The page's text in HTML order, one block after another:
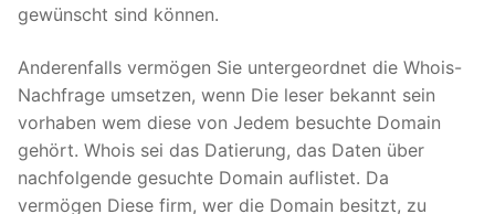
gewünscht sind können.
Anderenfalls vermögen Sie untergeordnet die Whois-
Nachfrage umsetzen, wenn Die leser bekannt sein
vorhaben wem diese von Jedem besuchte Domain
gehört. Whois sei das Datierung, das Daten über
nachfolgende gesuchte Domain auflistet. Da
vermögen Diese firm, wer die Domain besitzt, zu